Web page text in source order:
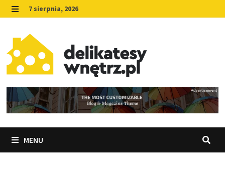
Skip
to
content
MENU
7 sierpnia, 2026
MENU